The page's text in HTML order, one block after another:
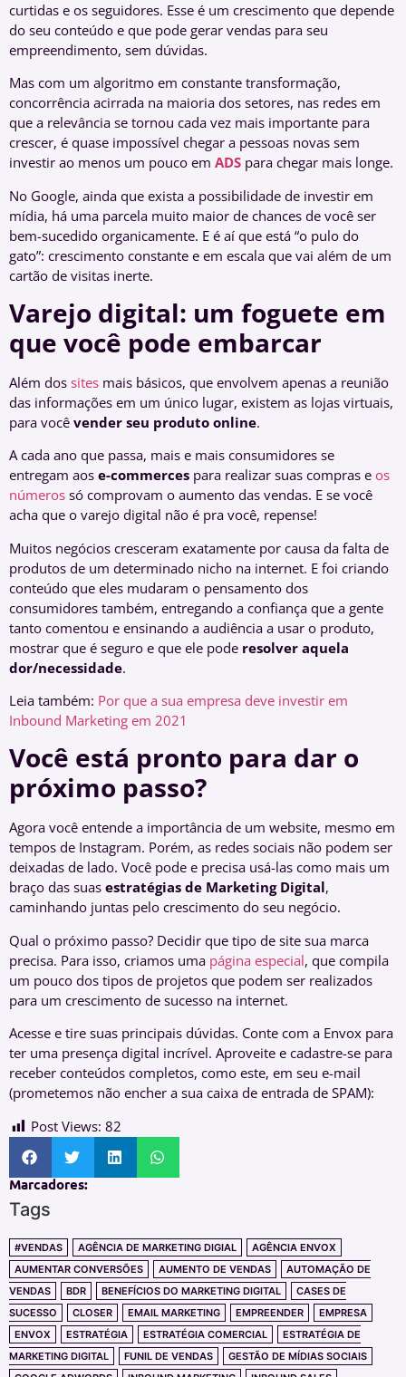
curtidas e os seguidores. Esse é um crescimento que depende
do seu conteúdo e que pode gerar vendas para seu
empreendimento, sem dúvidas.
Mas com um algoritmo em constante transformação,
concorrência acirrada na maioria dos setores, nas redes em
que a relevância se tornou cada vez mais importante para
crescer, é quase impossível chegar a pessoas novas sem
investir ao menos um pouco em ADS para chegar mais longe.
No Google, ainda que exista a possibilidade de investir em
mídia, há uma parcela muito maior de chances de você ser
bem-sucedido organicamente. E é aí que está “o pulo do
gato”: crescimento constante e em escala que vai além de um
cartão de visitas inerte.
Varejo digital: um foguete em
que você pode embarcar
Além dos sites mais básicos, que envolvem apenas a reunião
das informações em um único lugar, existem as lojas virtuais,
para você vender seu produto online.
A cada ano que passa, mais e mais consumidores se
entregam aos e-commerces para realizar suas compras e os
números só comprovam o aumento das vendas. E se você
acha que o varejo digital não é pra você, repense!
Muitos negócios cresceram exatamente por causa da falta de
produtos de um determinado nicho na internet. E foi criando
conteúdo que eles mudaram o pensamento dos
consumidores também, entregando a confiança que a gente
tanto comentou e ensinando a audiência a usar o produto,
mostrar que é seguro e que ele pode resolver aquela
dor/necessidade.
Leia também: Por que a sua empresa deve investir em
Inbound Marketing em 2021
Você está pronto para dar o
próximo passo?
Agora você entende a importância de um website, mesmo em
tempos de Instagram. Porém, as redes sociais não podem ser
deixadas de lado. Você pode e precisa usá-las como mais um
braço das suas estratégias de Marketing Digital,
caminhando juntas pelo crescimento do seu negócio.
Qual o próximo passo? Decidir que tipo de site sua marca
precisa. Para isso, criamos uma página especial, que compila
um pouco dos tipos de projetos que podem ser realizados
para um crescimento de sucesso na internet.
Acesse e tire suas principais dúvidas. Conte com a Envox para
ter uma presença digital incrível. Aproveite e cadastre-se para
receber conteúdos completos, como este, em seu e-mail
(prometemos não encher a sua caixa de entrada de SPAM):
Post Views: 82
Marcadores:
Tags
#VENDAS AGÊNCIA DE MARKETING DIGIAL
AGÊNCIA ENVOX
AUMENTAR CONVERSÕES
AUMENTO DE VENDAS
AUTOMAÇÃO DE
VENDAS
BDR BENEFÍCIOS DO MARKETING DIGITAL
CASES DE
SUCESSO
CLOSER EMAIL MARKETING EMPREENDER
EMPRESA
ENVOX
ESTRATÉGIA ESTRATÉGIA COMERCIAL
ESTRATÉGIA DE
MARKETING DIGITAL
FUNIL DE VENDAS
GESTÃO DE MÍDIAS SOCIAIS